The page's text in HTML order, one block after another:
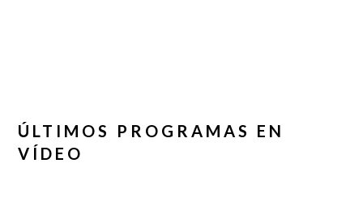
ÚLTIMOS PROGRAMAS EN
VÍDEO